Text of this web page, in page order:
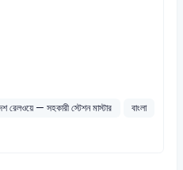
রেলওয়ে — সহকারী স্টেশন মাস্টার
বাংলা